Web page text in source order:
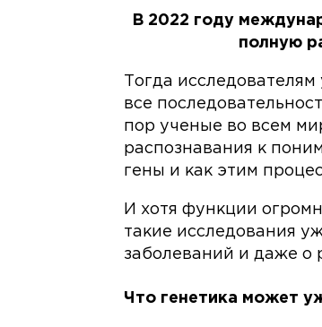
В 2022 году
полную
Тогда
все
пор ученые во всем
распознавания к
гены и как этим
И хотя функции
такие исследования
заболеваний и даже о
Что генетика может